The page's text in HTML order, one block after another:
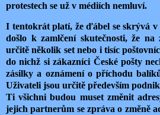
protestech se už v médiích nemluví.
I tentokrát platí, že ďábel se skrývá
došlo k zamlčení skutečnosti, že na
určitě několik set nebo i tisíc
do nichž si zákazníci České pošty
zásilky a oznámení o příchodu
Uživateli jsou určitě především
Ti všichni budou muset změnit
jejich partnerům se zpráva o změně